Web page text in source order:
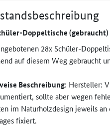
Doppeltische (gebraucht)
28x Schüler-
auf diesem Weg gebraucht
Beschreibung: Hersteller:
sollte aber wegen
im Naturholzdesign jeweils
fixiert.